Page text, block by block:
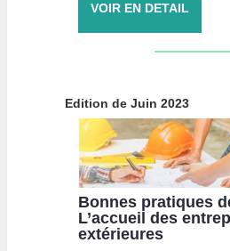
VOIR EN DETAIL
Edition de Juin 2023
Bonnes pratiques
L’accueil des
extérieures